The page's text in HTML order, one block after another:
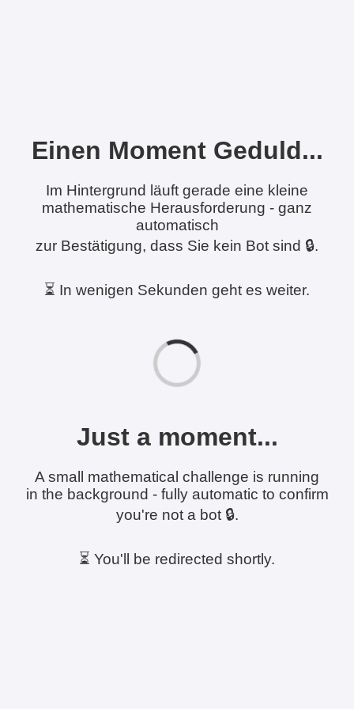
Einen Moment Geduld...
Im Hintergrund läuft gerade eine kleine
mathematische Herausforderung - ganz
automatisch
zur Bestätigung, dass Sie kein Bot sind 🔒.
⏳ In wenigen Sekunden geht es weiter.
Just a moment...
A small mathematical challenge is running
in the background - fully automatic to confirm
you're not a bot 🔒.
⏳ You'll be redirected shortly.